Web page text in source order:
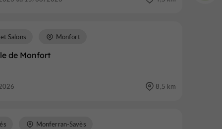
de Monfort
Salons Monfort
8,5 km
Monferran-Savès